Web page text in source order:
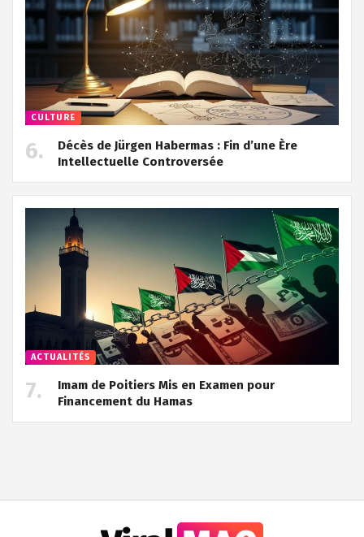
CULTURE
Décès de Jürgen Habermas : Fin d’une Ère
Intellectuelle Controversée
ACTUALITÉS
Imam de Poitiers Mis en Examen pour
Financement du Hamas